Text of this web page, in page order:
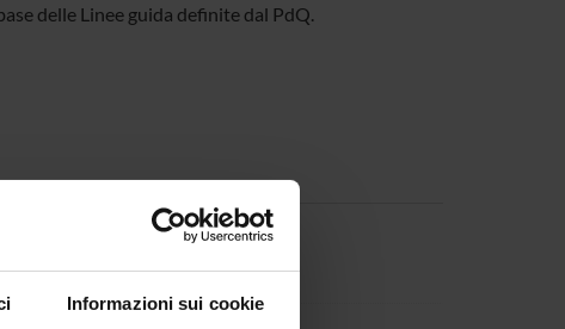
Informazioni sui cookie
delle Linee guida definite dal PdQ.
Toffali